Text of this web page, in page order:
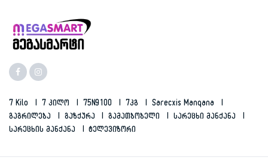
7 Kilo 7 Კილო 75N9100 7კგ
Sarecxis Manqana
Გაგრილება
Გაზქურა Გამათბობელი
Სარეცხი Მანქანა
Სარეცხის Მანქანა
Ტელევიზორი